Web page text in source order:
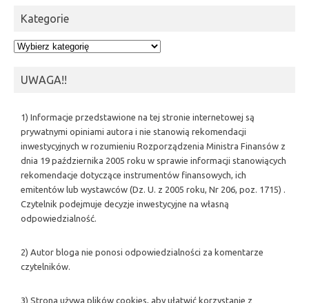
Kategorie
Kategorie
UWAGA!!
1) Informacje przedstawione na tej stronie internetowej są
prywatnymi opiniami autora i nie stanowią rekomendacji
inwestycyjnych w rozumieniu Rozporządzenia Ministra Finansów z
dnia 19 października 2005 roku w sprawie informacji stanowiących
rekomendacje dotyczące instrumentów finansowych, ich
emitentów lub wystawców (Dz. U. z 2005 roku, Nr 206, poz. 1715) .
Czytelnik podejmuje decyzje inwestycyjne na własną
odpowiedzialność.
2) Autor bloga nie ponosi odpowiedzialności za komentarze
czytelników.
3) Strona używa plików cookies, aby ułatwić korzystanie z